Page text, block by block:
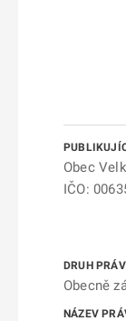
Obec
IČO:
Obecně